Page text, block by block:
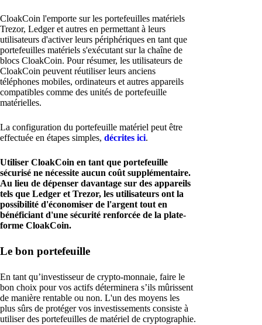
CloakCoin l'emporte sur les portefeuilles matériels
Trezor, Ledger et autres en permettant à leurs
utilisateurs d'activer leurs périphériques en tant que
portefeuilles matériels s'exécutant sur la chaîne de
blocs CloakCoin. Pour résumer, les utilisateurs de
CloakCoin peuvent réutiliser leurs anciens
téléphones mobiles, ordinateurs et autres appareils
compatibles comme des unités de portefeuille
matérielles.
La configuration du portefeuille matériel peut être
effectuée en étapes simples, décrites ici.
Utiliser CloakCoin en tant que portefeuille
sécurisé ne nécessite aucun coût supplémentaire.
Au lieu de dépenser davantage sur des appareils
tels que Ledger et Trezor, les utilisateurs ont la
possibilité d'économiser de l'argent tout en
bénéficiant d'une sécurité renforcée de la plate-
forme CloakCoin.
Le bon portefeuille
En tant qu’investisseur de crypto-monnaie, faire le
bon choix pour vos actifs déterminera s’ils mûrissent
de manière rentable ou non. L'un des moyens les
plus sûrs de protéger vos investissements consiste à
utiliser des portefeuilles de matériel de cryptographie.